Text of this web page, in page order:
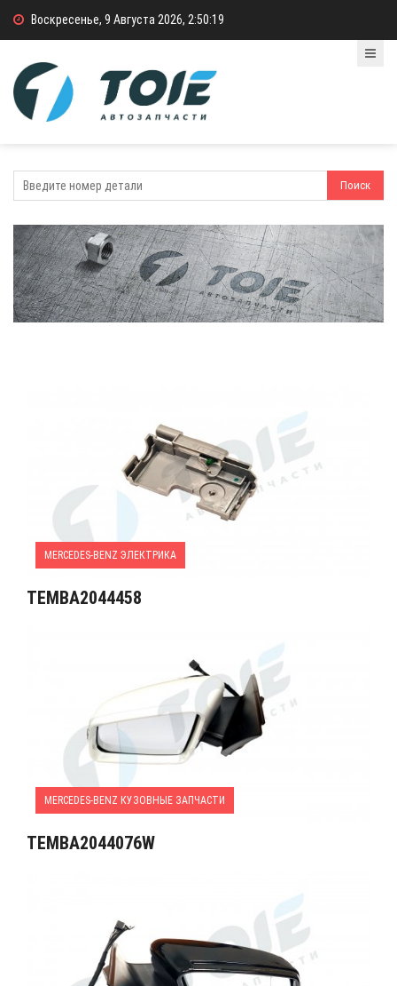
Воскресенье, 9 Августа 2026, 2:50:19
MERCEDES-BENZ ЭЛЕКТРИКА
TEMBA2044458
MERCEDES-BENZ КУЗОВНЫЕ ЗАПЧАСТИ
TEMBA2044076W